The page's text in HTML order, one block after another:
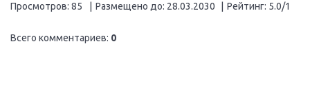
Просмотров: 85 Размещено до: 28.03.2030 Рейтинг: 5.0/1
Всего комментариев: 0